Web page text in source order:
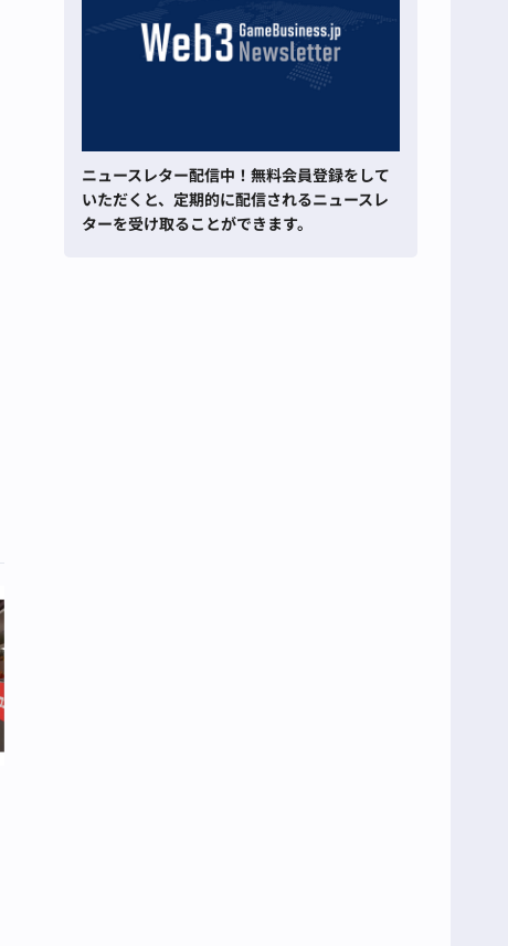
ニュースレター配信中！無料会員登録をして
いただくと、定期的に配信されるニュースレ
ターを受け取ることができます。